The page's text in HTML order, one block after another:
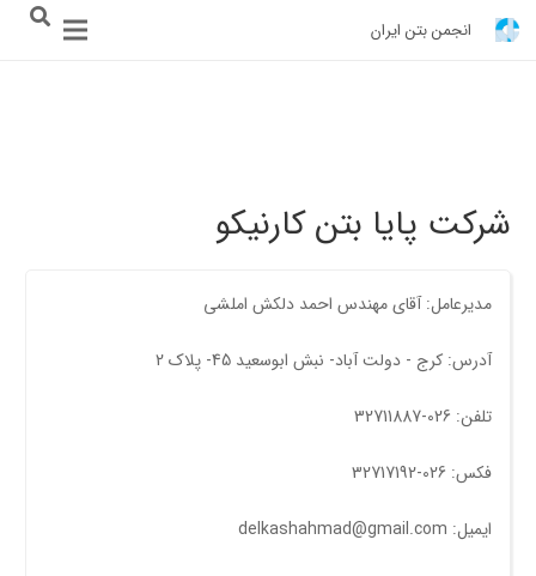
انجمن بتن ایران
شرکت پایا بتن کارنیکو
مدیرعامل: آقای مهندس احمد دلکش املشی
آدرس: کرج - دولت آباد- نبش ابوسعيد 45- پلاک 2
تلفن: 026-32711887
فکس: 026-32717192
ایمیل: delkashahmad@gmail.com